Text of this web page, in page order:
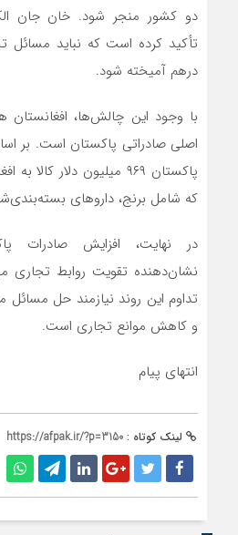
دو کشور منجر شود. خان جان
تأکید کرده است که نباید
درهم آمیخته شود.
با وجود این چالش‌ها، افغانستان
پاکستان ۹۶۹ میلیون دلار
که شامل برنج، داروهای
در نهایت، افزایش صادرات
نشان‌دهنده تقویت روابط تجاری
تداوم این روند نیازمند حل مسائل
و کاهش موانع تجاری است.
انتهای پیام
لینک کوتاه : https://afpak.ir/?p=3150